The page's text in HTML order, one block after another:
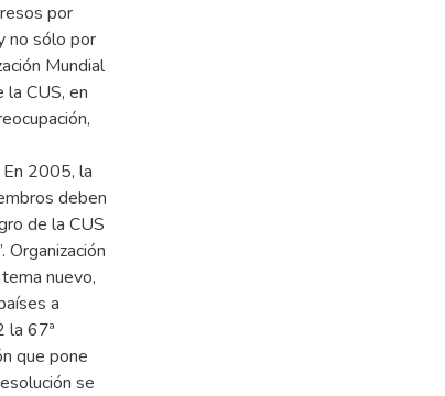
por
no sólo por
Mundial
la CUS, en
2005, la
deben
de la CUS
nuevo,
a
la 67ª
que pone
se